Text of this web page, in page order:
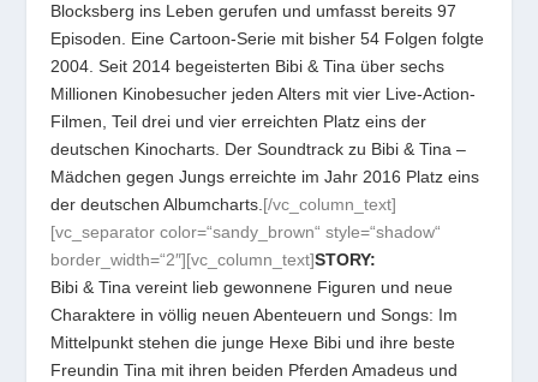
Blocksberg ins Leben gerufen und umfasst bereits 97
Episoden. Eine Cartoon-Serie mit bisher 54 Folgen folgte
2004. Seit 2014 begeisterten Bibi & Tina über sechs
Millionen Kinobesucher jeden Alters mit vier Live-Action-
Filmen, Teil drei und vier erreichten Platz eins der
deutschen Kinocharts. Der Soundtrack zu Bibi & Tina –
Mädchen gegen Jungs erreichte im Jahr 2016 Platz eins
der deutschen Albumcharts.[/vc_column_text]
[vc_separator color=“sandy_brown“ style=“shadow“
border_width=“2″][vc_column_text]STORY:
Bibi & Tina vereint lieb gewonnene Figuren und neue
Charaktere in völlig neuen Abenteuern und Songs: Im
Mittelpunkt stehen die junge Hexe Bibi und ihre beste
Freundin Tina mit ihren beiden Pferden Amadeus und